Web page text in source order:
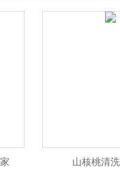
山核桃清